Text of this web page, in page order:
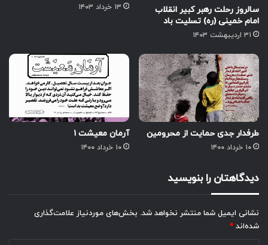
سالروز رحلت رهبر کبیر انقلاب
امام خمینی (ره) تسلیت باد
۳۱ اردیبهشت ۱۴۰۳
۱۳ خرداد ۱۴۰۳
طرفدار جدی حمایت از محرومین
۱۰ خرداد ۱۴۰۰
آرمان معیشت ۱
۱۰ خرداد ۱۴۰۰
دیدگاهتان را بنویسید
نشانی ایمیل شما منتشر نخواهد شد. بخش‌های موردنیاز علامت‌گذاری
شده‌اند *